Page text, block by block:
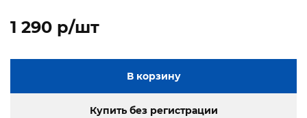
1 290 p/шт
В корзину
Купить без регистрации